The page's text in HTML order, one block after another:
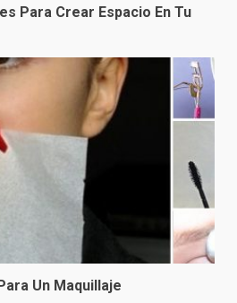
Para Crear Espacio En Tu
Un Maquillaje